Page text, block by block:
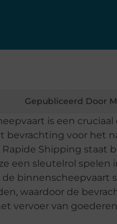
Gepubliceerd Door
is een
bevrachting voor het
Shipping
een sleutelrol
waardoor de
vervoer van